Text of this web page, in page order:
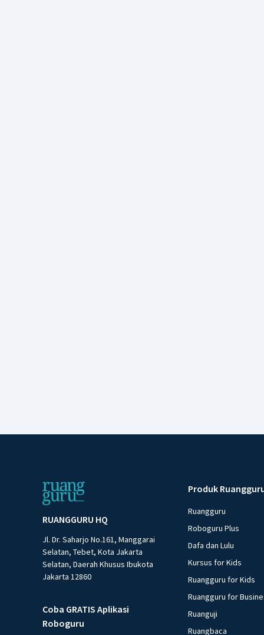
RUANGGURU HQ
Jl. Dr. Saharjo No.161, Manggarai
Selatan, Tebet, Kota Jakarta
Selatan, Daerah Khusus Ibukota
Jakarta 12860
Coba GRATIS Aplikasi
Roboguru
Produk
Ruangguru
Roboguru Plus
Dafa dan Lulu
Kursus for Kids
Ruangguru for Kids
Ruangguru for
Ruanguji
Ruangbaca